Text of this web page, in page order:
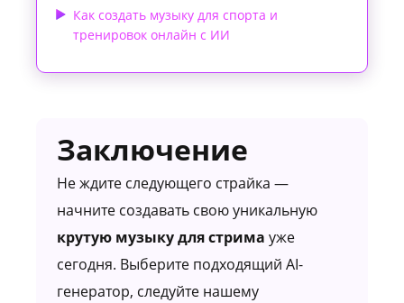
Как создать музыку для спорта и
тренировок онлайн с ИИ
Заключение
Не ждите следующего страйка —
начните создавать свою уникальную
крутую музыку для стрима ​ уже
сегодня. Выберите подходящий AI-
генератор, следуйте нашему